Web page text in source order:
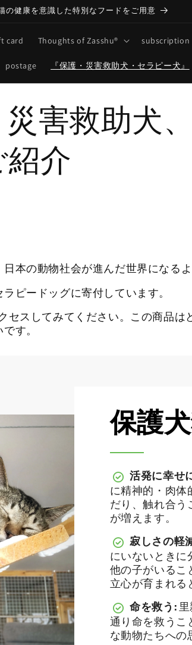
の健康を意識した特別なフードをご用意
card Thoughts of Zasshu® subscription
postage 『保護・災害救助犬・セラピー犬』
害救助犬
介
本の動物社会が進んだ世界になるよ
ピードッグに寄付しています。
セスしてみてください。この商品
す。
保護
活発に幸せ
に精神的・肉体
だり、触れ合う
が増えます。
寂しさの軽
にいないときに
他の子がいるこ
立心が育まれる
命を救う:
通り命を救うこ
な動物たちへの